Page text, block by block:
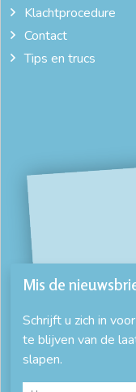
Klachtprocedure
Contact
Tips en trucs
Mis de
Schrijft u zich in
te blijven van de
slapen.